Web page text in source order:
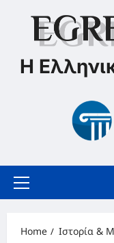
Η
Primary
Home Ιστορία &